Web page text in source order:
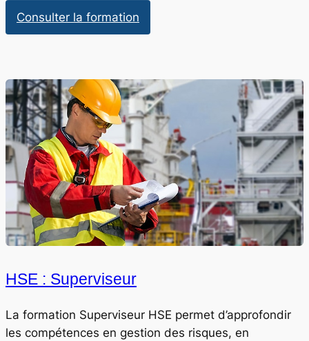
Consulter la formation
HSE
HSE : Superviseur
La formation Superviseur HSE permet d’approfondir
les compétences en gestion des risques, en